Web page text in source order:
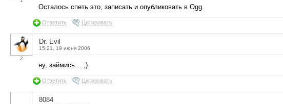
Осталось спеть это, записать и опубликовать в Ogg.
Ответить Цитировать
2
Dr. Evil
15:21, 19 июня 2006
ну, займись… ;)
Ответить Цитировать
8084